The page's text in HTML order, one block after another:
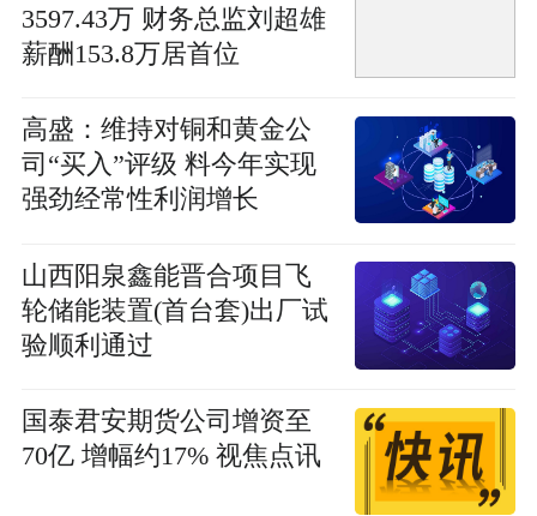
3597.43万 财务总监刘超雄
薪酬153.8万居首位
高盛：维持对铜和黄金公
司“买入”评级 料今年实现
强劲经常性利润增长
山西阳泉鑫能晋合项目飞
轮储能装置(首台套)出厂试
验顺利通过
国泰君安期货公司增资至
70亿 增幅约17% 视焦点讯